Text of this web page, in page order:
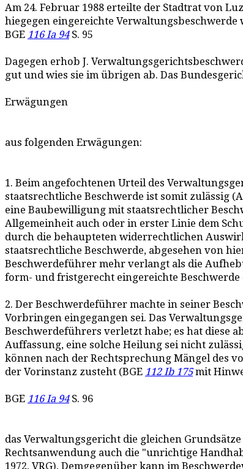
Am 24. Februar 1988 erteilte der Stadtrat von
hiegegen eingereichte Verwaltungsbeschwerde
BGE 116 Ia 94S. 95
Dagegen erhob J.
gut und wies sie im übrigen ab. Das
Erwägungen
aus folgenden Erwägungen:
1. Beim angefochtenen Urteil des
staatsrechtliche Beschwerde ist somit zulässig
eine Baubewilligung mit staatsrechtlicher
Allgemeinheit auch oder in erster Linie dem
durch die behaupteten widerrechtlichen
staatsrechtliche Beschwerde, abgesehen von
Beschwerdeführer mehr verlangt als die
form- und fristgerecht eingereichte
2. Der Beschwerdeführer machte in seiner
Vorbringen eingegangen sei. Das
Beschwerdeführers verletzt habe; es hat diese
Auffassung, eine solche Heilung sei nicht
können nach der Rechtsprechung Mängel des
der Vorinstanz zusteht (BGE 112 Ib 175mit
BGE 116 Ia 94S. 96
das Verwaltungsgericht die gleichen
Rechtsanwendung auch die "unrichtige
1972, VRG). Demgegenüber kann im